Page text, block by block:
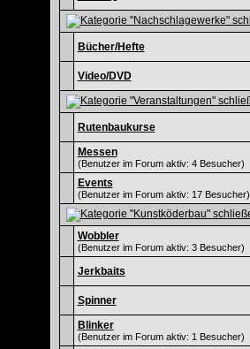
Bücher/Hefte
Video/DVD
Rutenbaukurse
Messen
(Benutzer im Forum aktiv: 4 Besucher)
Events
(Benutzer im Forum aktiv: 17 Besucher)
Wobbler
(Benutzer im Forum aktiv: 3 Besucher)
Jerkbaits
Spinner
Blinker
(Benutzer im Forum aktiv: 1 Besucher)